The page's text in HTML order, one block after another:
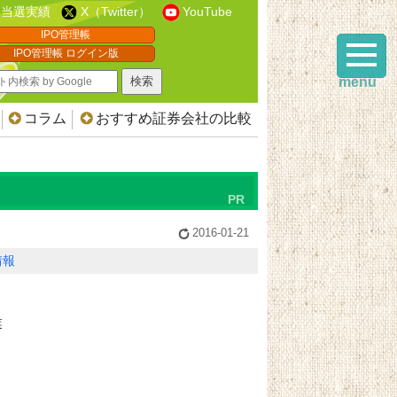
当選実績 X（Twitter） YouTube
IPO管理帳
IPO管理帳 ログイン版
コラム おすすめ証券会社の比較
2016-01-21
menu